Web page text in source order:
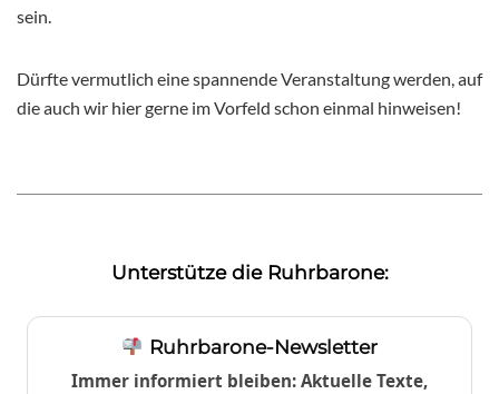
sein.
Dürfte vermutlich eine spannende Veranstaltung werden, auf
die auch wir hier gerne im Vorfeld schon einmal hinweisen!
Unterstütze die Ruhrbarone:
Ruhrbarone-Newsletter
Immer informiert bleiben: Aktuelle Texte,